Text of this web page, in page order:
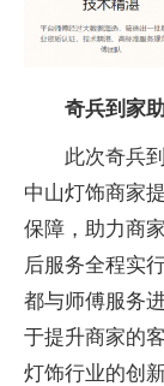
奇兵到家
此次奇兵
中山灯饰商家
保障，助力商
后服务全程实
都与师傅服务
于提升商家的
灯饰行业的创